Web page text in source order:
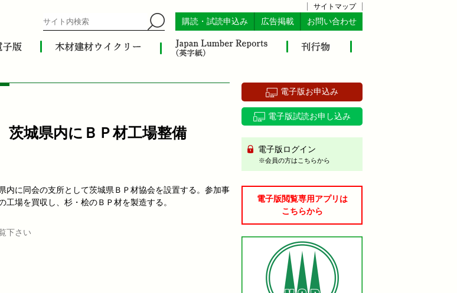
サイトマップ
購読・試読申込み 広告掲載 お問い合わせ
城県内にＢＰ材工場整備
内に同会の支所として茨城県ＢＰ材協会を設置する。参加事
工場を買収し、杉・桧のＢＰ材を製造する。
下さい
電子版お申込み
電子版試読お申し込み
電子版ログイン
※会員の方はこちらから
電子版閲覧専用アプリは
こちらから